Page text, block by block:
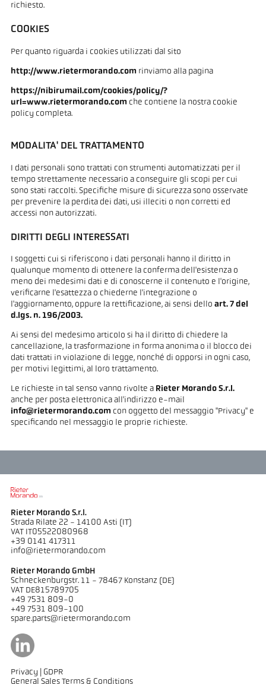
richiesto.
COOKIES
Per quanto riguarda i cookies utilizzati dal sito
http://www.rietermorando.comrinviamo alla pagina
https://nibirumail.com/cookies/policy/?
url=www.rietermorando.comche contiene la nostra cookie
policy completa.
MODALITA' DEL TRATTAMENTO
I dati personali sono trattati con strumenti automatizzati per il
tempo strettamente necessario a conseguire gli scopi per cui
sono stati raccolti. Specifiche misure di sicurezza sono osservate
per prevenire la perdita dei dati, usi illeciti o non corretti ed
accessi non autorizzati.
DIRITTI DEGLI INTERESSATI
I soggetti cui si riferiscono i dati personali hanno il diritto in
qualunque momento di ottenere la conferma dell'esistenza o
meno dei medesimi dati e di conoscerne il contenuto e l'origine,
verificarne l'esattezza o chiederne l'integrazione o
l'aggiornamento, oppure la rettificazione, ai sensi dello art. 7 del
d.lgs. n. 196/2003.
Ai sensi del medesimo articolo si ha il diritto di chiedere la
cancellazione, la trasformazione in forma anonima o il blocco dei
dati trattati in violazione di legge, nonché di opporsi in ogni caso,
per motivi legittimi, al loro trattamento.
Le richieste in tal senso vanno rivolte a Rieter Morando S.r.l.
anche per posta elettronica all'indirizzo e-mail
info@rietermorando.comcon oggetto del messaggio "Privacy" e
specificando nel messaggio le proprie richieste.
Rieter Morando S.r.l.
Strada Rilate 22 - 14100 Asti (IT)
VAT IT05522080968
+39 0141 417311
info@rietermorando.com
Rieter Morando GmbH
Schneckenburgstr. 11 - 78467 Konstanz (DE)
VAT DE815789705
+49 7531 809-0
+49 7531 809-100
spare.parts@rietermorando.com
Privacy
GDPR
General Sales Terms & Conditions